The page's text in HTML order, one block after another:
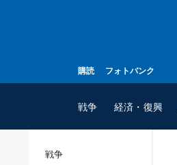
購読 フォトバンク
戦争 経済・復興
戦争